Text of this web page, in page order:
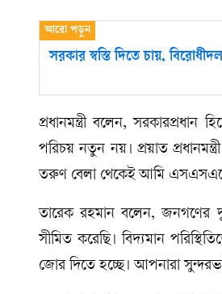
সরকার স্বস্তি দিতে চায়, বিরোধীদল
প্রধানমন্ত্রী বলেন,
পরিচয় নতুন নয়। প্রয়াত
তরুণ বেলা থেকেই আমি
তারেক রহমান বলেন, জনগণের
সীমিত করেছি। বিদ্যমান
জোর দিতে হচ্ছে। আপনারা